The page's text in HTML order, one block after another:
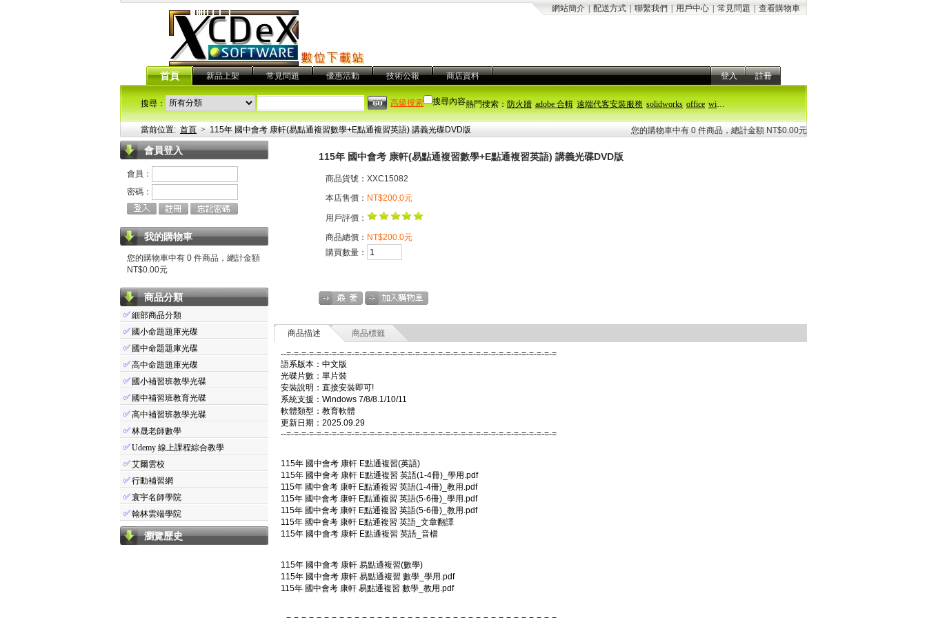
網站簡介 配送方式 聯繫我們 用戶中心 常見問題 查看購物車
首頁 新品上架 常見問題 優惠活動 技術公報 商店資料 登入 註冊
熱門搜索：防火牆 adobe 合輯 遠端代客安裝服務 solidworks office windows 11
搜尋： 搜尋內容
高級搜索
當前位置: 首頁 > 115年 國中會考 康軒(易點通複習數學+E點通複習英語) 講義光碟DVD版 您的購物車中有 0 件商品，總計金額 NT$0.00元
會員登入
會員：
密碼：
我的購物車
您的購物車中有 0 件商品，總計金額
NT$0.00元
商品分類
✅細部商品分類
✅ 國小命題題庫光碟
✅ 國中命題題庫光碟
✅高中命題題庫光碟
✅ 國小補習班教學光碟
✅ 國中補習班教育光碟
✅高中補習班教學光碟
✅林晟老師數學
✅Udemy 線上課程綜合教學
✅艾爾雲校
✅行動補習網
✅寰宇名師學院
✅翰林雲端學院
瀏覽歷史
115年 國中會考 康軒(易點通複習數學+E點通複習英語) 講義光碟DVD版
商品貨號：XXC15082
本店售價： NT$200.0元
用戶評價：
商品總價： NT$200.0元
購買數量：
商品描述 商品標籤
--=-=-=-=-=-=-=-=-=-=-=-=-=-=-=-=-=-=-=-=-=-=-=-=-=-=-=-=-=-=-=-=-=-=-=-=
語系版本：中文版
光碟片數：單片裝
安裝說明：直接安裝即可!
系統支援：Windows 7/8/8.1/10/11
軟體類型：教育軟體
更新日期：2025.09.29
--=-=-=-=-=-=-=-=-=-=-=-=-=-=-=-=-=-=-=-=-=-=-=-=-=-=-=-=-=-=-=-=-=-=-=-=
115年 國中會考 康軒 E點通複習(英語)
115年 國中會考 康軒 E點通複習 英語(1-4冊)_學用.pdf
115年 國中會考 康軒 E點通複習 英語(1-4冊)_教用.pdf
115年 國中會考 康軒 E點通複習 英語(5-6冊)_學用.pdf
115年 國中會考 康軒 E點通複習 英語(5-6冊)_教用.pdf
115年 國中會考 康軒 E點通複習 英語_文章翻譯
115年 國中會考 康軒 E點通複習 英語_音檔
115年 國中會考 康軒 易點通複習(數學)
115年 國中會考 康軒 易點通複習 數學_學用.pdf
115年 國中會考 康軒 易點通複習 數學_教用.pdf